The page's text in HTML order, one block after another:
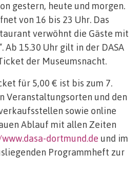
gestern, heute und morgen.
von 16 bis 23 Uhr. Das
verwöhnt die Gäste mit
Ab 15.30 Uhr gilt in der DASA
der Museumsnacht.
für 5,00 € ist bis zum 7.
Veranstaltungsorten und den
sowie online
Ablauf mit allen Zeiten
dortmund.de und im
Programmheft zur